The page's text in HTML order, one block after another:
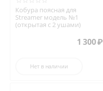
Кобура поясная для
Streamer модель №1
(открытая с 2 ушами)
1 300₽
Нет в наличии